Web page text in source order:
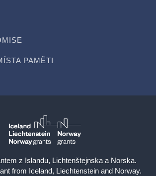
PAMĚTI
z Islandu, Lichtenštejnska a Norska.
from Iceland, Liechtenstein and Norway.